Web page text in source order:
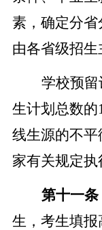
素，确定分省
由各省级招生
学校预
生计划总数的
线生源的不平
家有关规定执
第十一条
生，考生填